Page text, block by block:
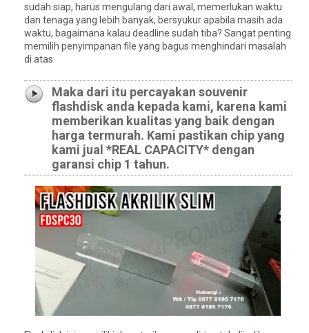
sudah siap, harus mengulang dari awal, memerlukan waktu
dan tenaga yang lebih banyak, bersyukur apabila masih ada
waktu, bagaimana kalau deadline sudah tiba? Sangat penting
memilih penyimpanan file yang bagus menghindari masalah
di atas
Maka dari itu percayakan souvenir
flashdisk anda kepada kami, karena kami
memberikan kualitas yang baik dengan
harga termurah. Kami pastikan chip yang
kami jual *REAL CAPACITY* dengan
garansi chip 1 tahun.